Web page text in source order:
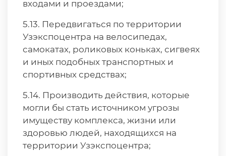
входами и проездами;
5.13. Передвигаться по территории
Узэкспоцентра на велосипедах,
самокатах, роликовых коньках, сигвеях
и иных подобных транспортных и
спортивных средствах;
5.14. Производить действия, которые
могли бы стать источником угрозы
имуществу комплекса, жизни или
здоровью людей, находящихся на
территории Узэкспоцентра;